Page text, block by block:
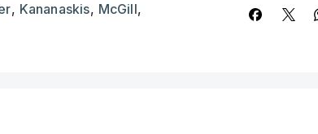
, Kananaskis, McGill,